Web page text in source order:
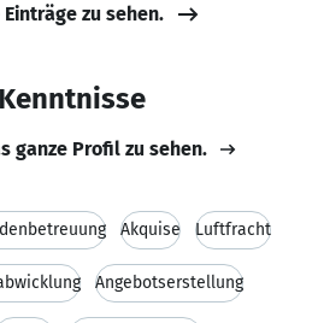
zu sehen.
ganze Profil zu sehen.
Akquise Luftfracht
Angebotserstellung